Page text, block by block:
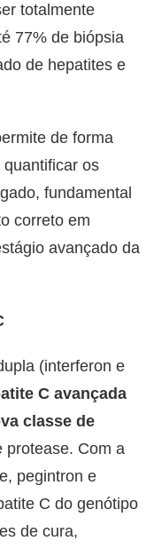
totalmente
77% de biópsia
de hepatites e
de forma
os
fundamental
correto em
avançado da
(interferon e
C avançada
classe de
protease. Com a
pegintron e
C do genótipo
de cura,